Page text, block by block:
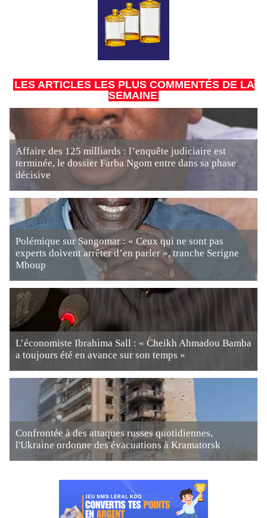
LES ARTICLES LES PLUS COMMENTÉS DE LA
SEMAINE
Affaire des 125 milliards : l’enquête judiciaire est
terminée, le dossier Farba Ngom entre dans sa phase
décisive
Polémique sur Sangomar : « Ceux qui ne sont pas
experts doivent arrêter d’en parler », tranche Serigne
Mboup
L’économiste Ibrahima Sall : « Cheikh Ahmadou Bamba
a toujours été en avance sur son temps »
Confrontée à des attaques russes quotidiennes,
l'Ukraine ordonne des évacuations à Kramatorsk